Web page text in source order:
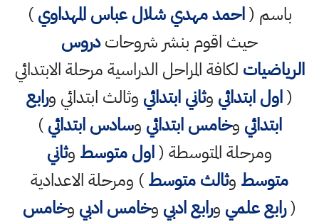
باسم (احمد مهدي شلال عباس المهداوي)
حيث اقوم بنشر شروحاتدروس
الرياضيات لكافة المراحل الدراسية مرحلة الابتدائي
(اول ابتدائي وثاني ابتدائي وثالث ابتدائي ورابع
ابتدائي وخامس ابتدائي وسادس ابتدائي)
ومرحلة المتوسطة (اول متوسط وثاني
متوسط وثالث متوسط) ومرحلة الاعدادية
(رابع علمي ورابع ادبي وخامس ادبي وخامس